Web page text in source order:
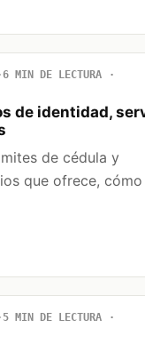
6 MIN DE LECTURA
de identidad,
de cédula y
que ofrece, cómo
5 MIN DE LECTURA